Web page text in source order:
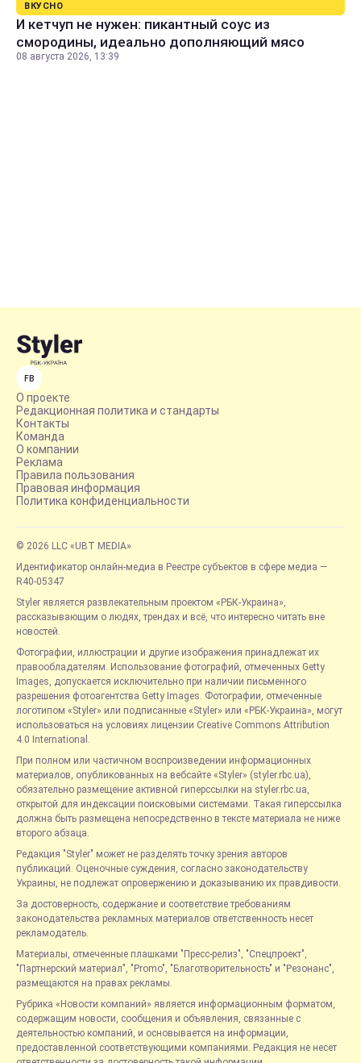
ВКУСНО
И кетчуп не нужен: пикантный соус из
смородины, идеально дополняющий мясо
08 августа 2026, 13:39
FB
О проекте
Редакционная политика и стандарты
Контакты
Команда
О компании
Реклама
Правила пользования
Правовая информация
Политика конфиденциальности
© 2026 LLC «UBT MEDIA»
Идентификатор онлайн-медиа в Реестре субъектов в сфере медиа —
R40-05347
Styler является развлекательным проектом «РБК-Украина»,
рассказывающим о людях, трендах и всё, что интересно читать вне
новостей.
Фотографии, иллюстрации и другие изображения принадлежат их
правообладателям. Использование фотографий, отмеченных Getty
Images, допускается исключительно при наличии письменного
разрешения фотоагентства Getty Images. Фотографии, отмеченные
логотипом «Styler» или подписанные «Styler» или «РБК-Украина», могут
использоваться на условиях лицензии Creative Commons Attribution
4.0 International.
При полном или частичном воспроизведении информационных
материалов, опубликованных на вебсайте «Styler» (styler.rbc.ua),
обязательно размещение активной гиперссылки на styler.rbc.ua,
открытой для индексации поисковыми системами. Такая гиперссылка
должна быть размещена непосредственно в тексте материала не ниже
второго абзаца.
Редакция "Styler" может не разделять точку зрения авторов
публикаций. Оценочные суждения, согласно законодательству
Украины, не подлежат опровержению и доказыванию их правдивости.
За достоверность, содержание и соответствие требованиям
законодательства рекламных материалов ответственность несет
рекламодатель.
Материалы, отмеченные плашками "Пресс-релиз", "Спецпроект",
"Партнерский материал", "Promo", "Благотворительность" и "Резонанс",
размещаются на правах рекламы.
Рубрика «Новости компаний» является информационным форматом,
содержащим новости, сообщения и объявления, связанные с
деятельностью компаний, и основывается на информации,
предоставленной соответствующими компаниями. Редакция не несет